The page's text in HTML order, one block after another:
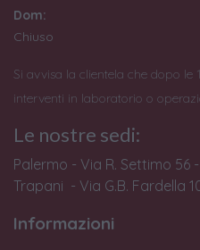
Dom:
Chiuso
Si avvisa la clientela che dopo le
interventi in laboratorio o
Le nostre sedi:
Palermo - Via R. Settimo 56 -
Trapani - Via G.B. Fardella
Informazioni